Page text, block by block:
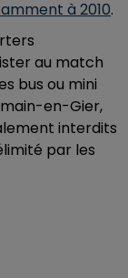
à 2010.
au match
bus ou mini
en-Gier,
interdits
par les